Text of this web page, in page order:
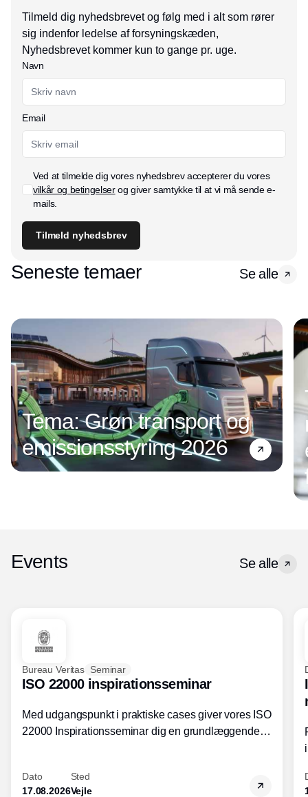
Tilmeld dig nyhedsbrevet og følg med i alt som rører
sig indenfor ledelse af forsyningskæden,
Nyhedsbrevet kommer kun to gange pr. uge.
Navn
Email
Ved at tilmelde dig vores nyhedsbrev accepterer du vores
vilkår og betingelserog giver samtykke til at vi må sende e-
mails.
Tilmeld nyhedsbrev
Seneste temaer Se alle
Tema: Grøn transport og
emissionsstyring 2026
Events Se alle
Bureau Veritas Seminar
ISO 22000 inspirationsseminar
Med udgangspunkt i praktiske cases giver vores ISO
22000 Inspirationsseminar dig en grundlæggende
fødevarestandardens integration med andre
Dato
17.08.2026
Sted
Vejle